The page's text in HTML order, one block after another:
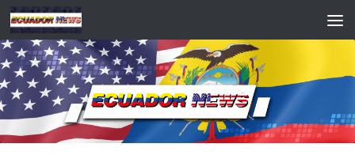
Saltar al contenido